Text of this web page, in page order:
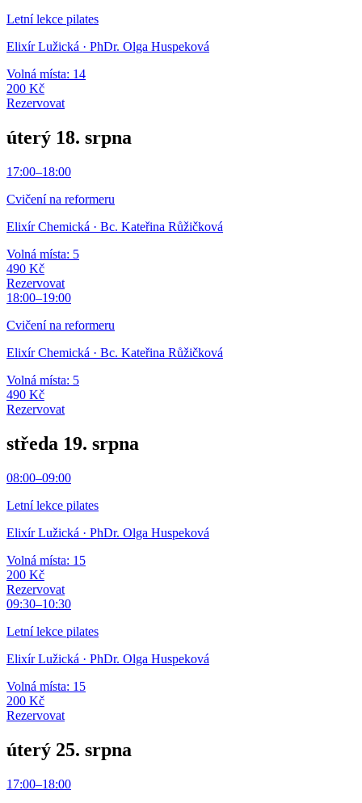
Letní lekce pilates
Elixír Lužická · PhDr. Olga Huspeková
Volná místa: 14
200 Kč
Rezervovat
úterý 18. srpna
17:00–18:00
Cvičení na reformeru
Elixír Chemická · Bc. Kateřina Růžičková
Volná místa: 5
490 Kč
Rezervovat
18:00–19:00
Cvičení na reformeru
Elixír Chemická · Bc. Kateřina Růžičková
Volná místa: 5
490 Kč
Rezervovat
středa 19. srpna
08:00–09:00
Letní lekce pilates
Elixír Lužická · PhDr. Olga Huspeková
Volná místa: 15
200 Kč
Rezervovat
09:30–10:30
Letní lekce pilates
Elixír Lužická · PhDr. Olga Huspeková
Volná místa: 15
200 Kč
Rezervovat
úterý 25. srpna
17:00–18:00